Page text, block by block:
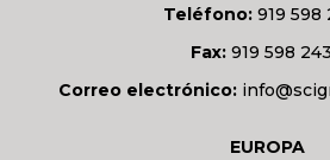
Teléfono:919 598
Fax: 919 598
Correo electrónico:
EUROPA